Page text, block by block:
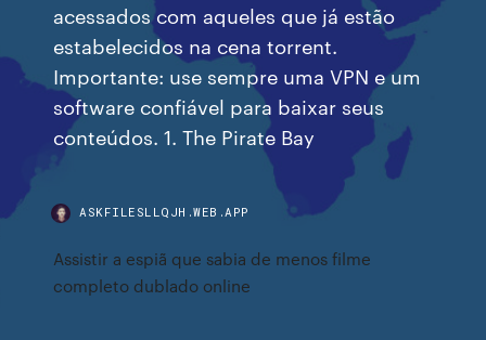
acessados com aqueles que já estão
estabelecidos na cena torrent.
Importante: use sempre uma VPN e um
software confiável para baixar seus
conteúdos. 1. The Pirate Bay
ASKFILESLLQJH.WEB.APP
Assistir a espiã que sabia de menos filme
completo dublado online